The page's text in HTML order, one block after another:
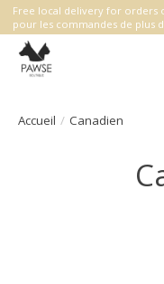
Free local delivery for orders
pour les commandes de plus
Accueil / Canadien